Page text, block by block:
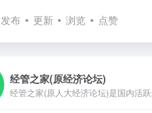
发布 更新 浏览 点赞
经管之家(原经济论坛)